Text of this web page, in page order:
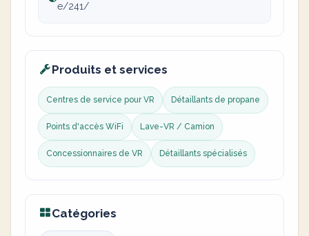
e/241/
Produits et services
Centres de service pour VR Détaillants de propane
Points d'accès WiFi Lave-VR / Camion
Concessionnaires de VR Détaillants spécialisés
Catégories